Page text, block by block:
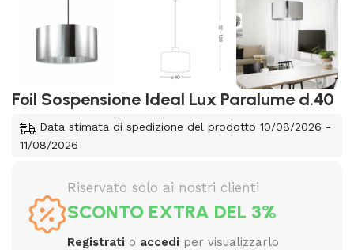
Foil Sospensione Ideal Lux Paralume d.40
Data stimata di spedizione del prodotto 10/08/2026 -
11/08/2026
Riservato solo ai nostri clienti
SCONTO EXTRA DEL 3%
Registrati o accedi per visualizzarlo